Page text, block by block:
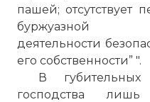
пашей; отсутствует
буржуазной
деятельности
его собственности” ".
В губительных
господства лишь